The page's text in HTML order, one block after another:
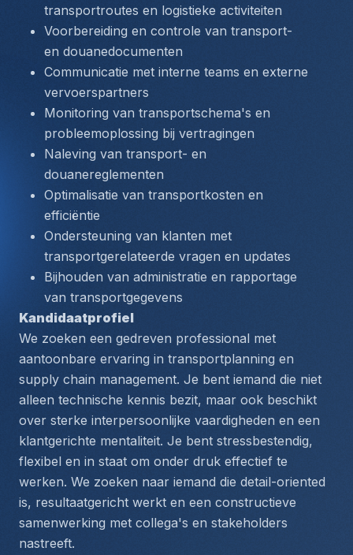
transportroutes en logistieke activiteiten
Voorbereiding en controle van transport-
en douanedocumenten
Communicatie met interne teams en externe
vervoerspartners
Monitoring van transportschema's en
probleemoplossing bij vertragingen
Naleving van transport- en
douanereglementen
Optimalisatie van transportkosten en
efficiëntie
Ondersteuning van klanten met
transportgerelateerde vragen en updates
Bijhouden van administratie en rapportage
van transportgegevens
Kandidaatprofiel
We zoeken een gedreven professional met
aantoonbare ervaring in transportplanning en
supply chain management. Je bent iemand die niet
alleen technische kennis bezit, maar ook beschikt
over sterke interpersoonlijke vaardigheden en een
klantgerichte mentaliteit. Je bent stressbestendig,
flexibel en in staat om onder druk effectief te
werken. We zoeken naar iemand die detail-oriented
is, resultaatgericht werkt en een constructieve
samenwerking met collega's en stakeholders
nastreeft.